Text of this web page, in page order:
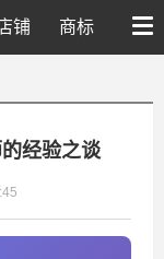
铺 商标
经验之谈